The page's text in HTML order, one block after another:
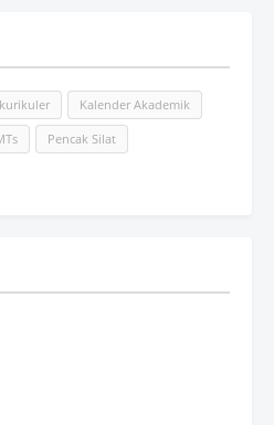
Kalender Akademik
Pencak Silat